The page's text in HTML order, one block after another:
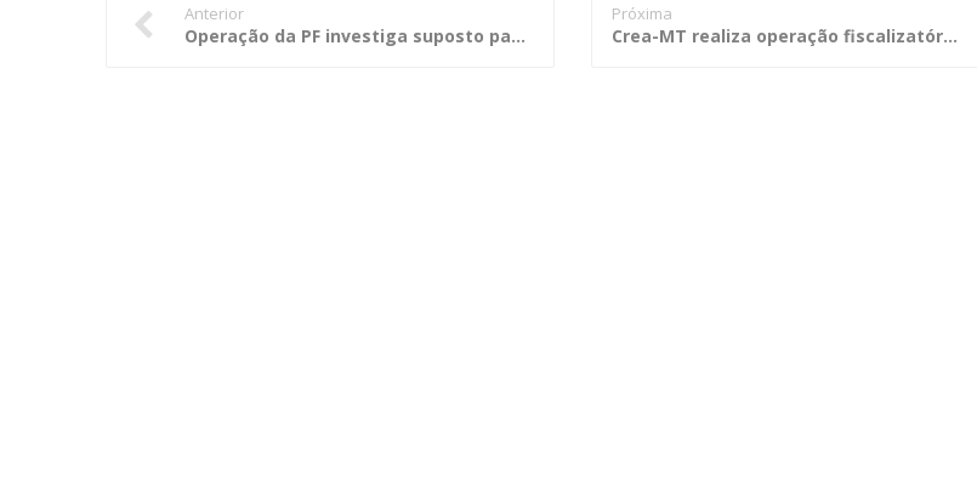
Anterior
Operação da PF investiga suposto pagamento de R$ 82 milhões em propina a ex-governador da Bahia
Próxima
Crea-MT realiza operação fiscalizatória em cinco cidades mato-grossenses